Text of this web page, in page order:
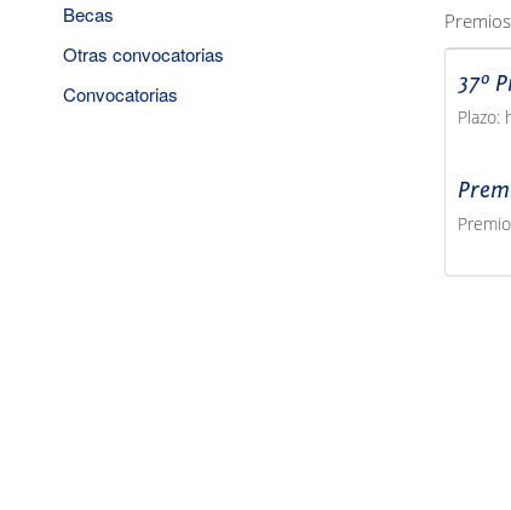
Becas
Otras convocatorias
Convocatorias
37º
Plazo: